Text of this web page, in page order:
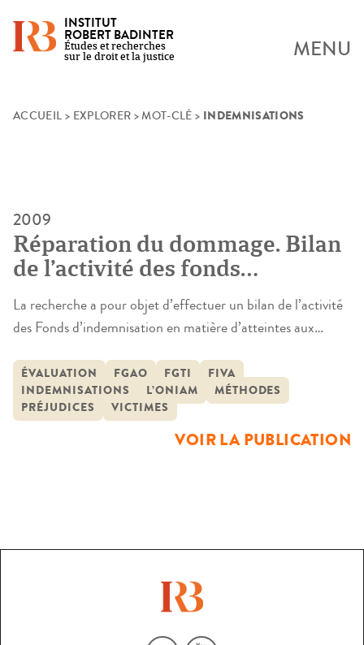
Skip
INSTITUT
ROBERT BADINTER
Études et recherches
sur le droit et la justice
MENU
ACCUEIL > EXPLORER >MOT-CLÉ > INDEMNISATIONS
2009
Réparation du dommage. Bilan
de l’activité des fonds
d’indemnisation
La recherche a pour objet d’effectuer un bilan de l’activité
des Fonds d’indemnisation en matière d’atteintes aux
argumenté de la très grande hétérogénéité de ces
institutions, tant au regard de leur statut juridique que des
procédures appliquées aux requêtes, des méthodes
d’identification et d’évaluation des préjudices […]
ÉVALUATION FGAO FGTI
FIVA
INDEMNISATIONS
L’ONIAM
MÉTHODES
PRÉJUDICES
VICTIMES
VOIR LA PUBLICATION